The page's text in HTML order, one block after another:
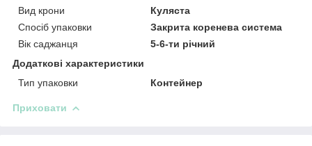
Вид крони
Куляста
Спосіб упаковки
Закрита коренева система
Вік саджанця
5-6-ти річний
Додаткові характеристики
Тип упаковки
Контейнер
Приховати